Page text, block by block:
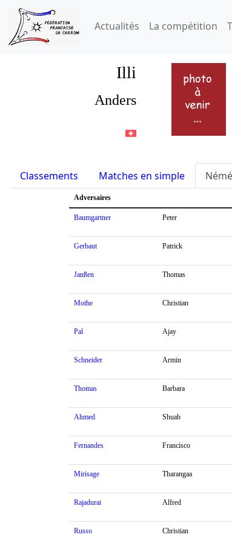
Actualités La compétition
Illi
Anders
Classements Matches en simple
Adversaires
Baumgartner Peter
Gerbaut Patrick
Janßen Thomas
Mothe Christian
Pal Ajay
Schneider Armin
Thomas Barbara
Ahmed Shuab
Fernandes Francisco
Mirisage Tharangaa
Rajadurai Alfred
Russo Christian